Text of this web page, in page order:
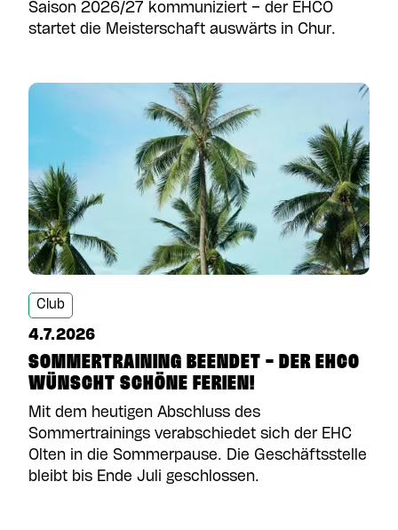
Saison 2026/27 kommuniziert – der EHCO
startet die Meisterschaft auswärts in Chur.
Club
4.7.2026
SOMMERTRAINING BEENDET - DER EHCO
WÜNSCHT SCHÖNE FERIEN!
Mit dem heutigen Abschluss des
Sommertrainings verabschiedet sich der EHC
Olten in die Sommerpause. Die Geschäftsstelle
bleibt bis Ende Juli geschlossen.